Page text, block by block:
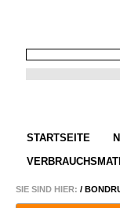
STARTSEITE
SIE SIND HIER: /